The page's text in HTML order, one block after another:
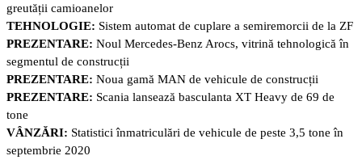
greutății camioanelor
TEHNOLOGIE: Sistem automat de cuplare a semiremorcii de la ZF
PREZENTARE: Noul Mercedes-Benz Arocs, vitrină tehnologică în
segmentul de construcții
PREZENTARE: Noua gamă MAN de vehicule de construcții
PREZENTARE: Scania lansează basculanta XT Heavy de 69 de
tone
VÂNZĂRI: Statistici înmatriculări de vehicule de peste 3,5 tone în
septembrie 2020